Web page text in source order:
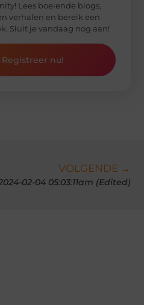
Lees boeiende blogs,
verhalen en bereik een
Sluit je vandaag nog aan!
Registreer nu!
VOLGENDE →
02-04 05:03:11am (Edited)